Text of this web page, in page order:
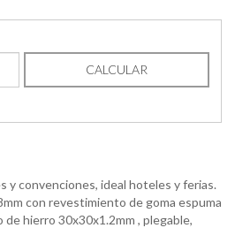
CALCULAR
y convenciones, ideal hoteles y ferias.
con revestimiento de goma espuma
de hierro 30x30x1.2mm , plegable,